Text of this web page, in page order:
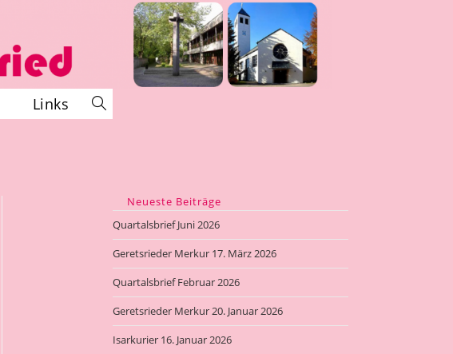
Links
Website-
Neueste Beiträge
Quartalsbrief Juni 2026
Geretsrieder Merkur 17. März 2026
Quartalsbrief Februar 2026
Geretsrieder Merkur 20. Januar 2026
Isarkurier 16. Januar 2026